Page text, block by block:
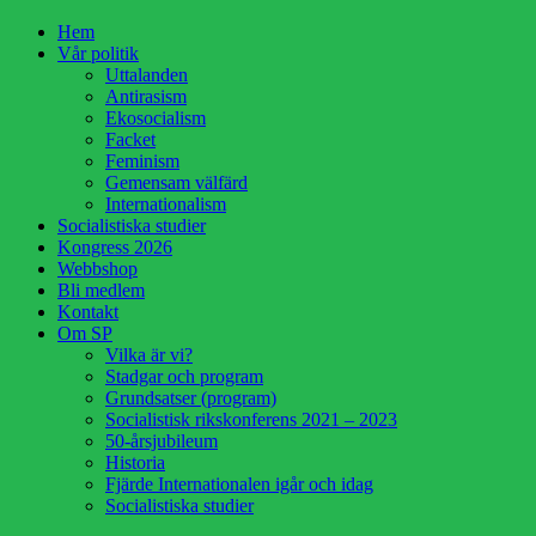
HoppaHem
Vår politik
Uttalanden
Antirasism
Ekosocialism
Facket
Feminism
Gemensam välfärd
Internationalism
Socialistiska studier
Kongress 2026
Webbshop
Bli medlem
Kontakt
Om SP
Vilka är vi?
Stadgar och program
Grundsatser (program)
Socialistisk rikskonferens 2021 – 2023
50-årsjubileum
Historia
Fjärde Internationalen igår och idag
Socialistiska studier